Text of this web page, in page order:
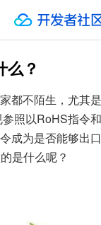
？
都不陌生，尤其
照以RoHS指令
成为是否能够出
是什么呢？